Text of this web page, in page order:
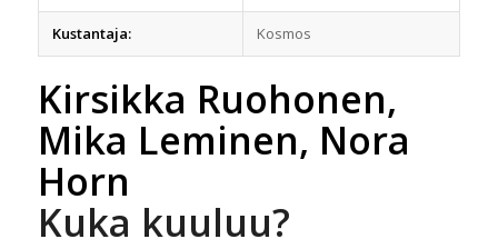
Kustantaja: Kosmos
Kirsikka Ruohonen,
Mika Leminen, Nora
Horn
Kuka kuuluu?